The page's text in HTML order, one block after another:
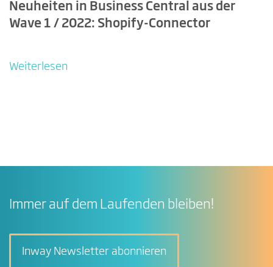
Neuheiten in Business Central aus der
Wave 1 / 2022: Shopify-Connector
Weiterlesen
Immer auf dem Laufenden bleiben!
Inway Newsletter abonnieren